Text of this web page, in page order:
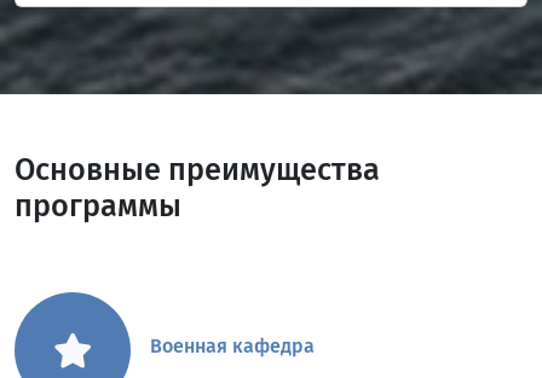
Основные преимущества
программы
Военная кафедра